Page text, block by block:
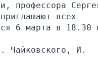
профессора
всех
6 марта в 18.30
Чайковского, И.